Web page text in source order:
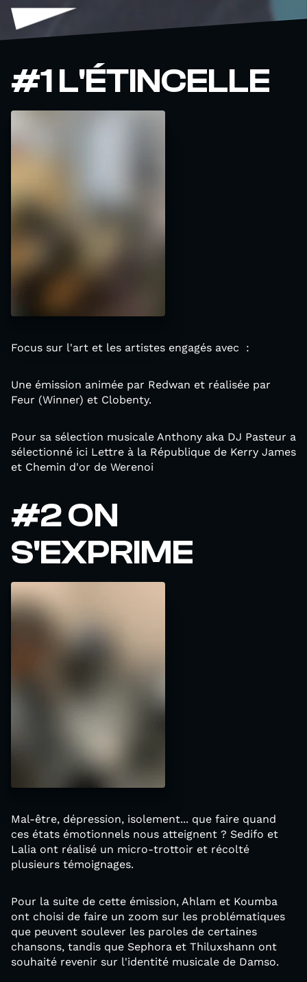
#1 L'ÉTINCELLE
Focus sur l'art et les artistes engagés avec :
Une émission animée par Redwan et réalisée par
Feur (Winner) et Clobenty.
Pour sa sélection musicale Anthony aka DJ Pasteur a
sélectionné ici Lettre à la République de Kerry James
et Chemin d'or de Werenoi
#2 ON
S'EXPRIME
Mal-être, dépression, isolement... que faire quand
ces états émotionnels nous atteignent ? Sedifo et
Lalia ont réalisé un micro-trottoir et récolté
plusieurs témoignages.
Pour la suite de cette émission, Ahlam et Koumba
ont choisi de faire un zoom sur les problématiques
que peuvent soulever les paroles de certaines
chansons, tandis que Sephora et Thiluxshann ont
souhaité revenir sur l'identité musicale de Damso.